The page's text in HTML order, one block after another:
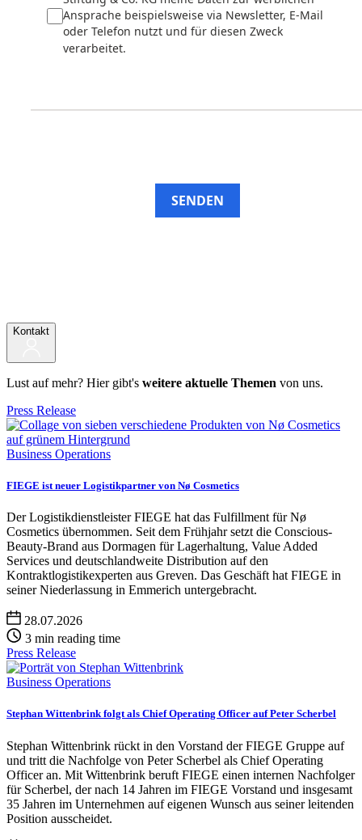
Ansprache beispielsweise via Newsletter, E-Mail
oder Telefon nutzt und für diesen Zweck
verarbeitet.
SENDEN
Kontakt
Lust auf mehr? Hier gibt's weitere aktuelle Themen von uns.
Press Release
Business Operations
FIEGE ist neuer Logistikpartner von Nø Cosmetics
Der Logistikdienstleister FIEGE hat das Fulfillment für Nø
Cosmetics übernommen. Seit dem Frühjahr setzt die Conscious-
Beauty-Brand aus Dormagen für Lagerhaltung, Value Added
Services und deutschlandweite Distribution auf den
Kontraktlogistikexperten aus Greven. Das Geschäft hat FIEGE in
seiner Niederlassung in Emmerich untergebracht.
28.07.2026
3 min reading time
Press Release
Business Operations
Stephan Wittenbrink folgt als Chief Operating Officer auf Peter Scherbel
Stephan Wittenbrink rückt in den Vorstand der FIEGE Gruppe auf
und tritt die Nachfolge von Peter Scherbel als Chief Operating
Officer an. Mit Wittenbrink beruft FIEGE einen internen Nachfolger
für Scherbel, der nach 14 Jahren im FIEGE Vorstand und insgesamt
35 Jahren im Unternehmen auf eigenen Wunsch aus seiner leitenden
Position ausscheidet.